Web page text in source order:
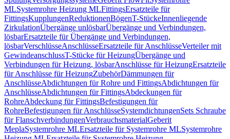
MLSystemrohre Heizung MLFittingsErsatzteile für
FittingsKupplungenReduktionenBögenT-StückeInnenliegende
ZirkulationÜbergänge unlösbarÜbergänge und Verbindungen,
lösbarErsatzteile für Übergänge und Verbindungen,
lösbarVerschlüsseAnschlüsseErsatzteile für AnschlüsseVerteiler mit
GewindeanschlussT-Stücke für HeizungÜbergänge und
Verbindungen für Heizung, lösbarAnschlüsse für HeizungErsatzteile
für Anschlüsse für HeizungZubehörDämmungen für
AnschlüsseAbdichtungen für Rohre und FittingsAbdichtungen für
AnschlüsseAbdichtungen für FittingsAbdeckungen für
RohreAbdeckung für FittingsBefestigungen für
RohreBefestigungen für AnschlüsseSystemdichtungenSets Schraube
für FlanschverbindungenVerbrauchsmaterialGeberit
MeplaSystemrohre MLErsatzteile für Systemrohre MLSystemrohre